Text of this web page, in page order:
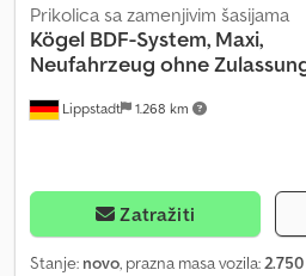
Lippstadt 1.268 km
Prikolica sa zamenjivim šasijama
Kögel BDF-System, Maxi,
Neufahrzeug ohne
Zatražiti
Stanje: novo, prazna masa vozila: